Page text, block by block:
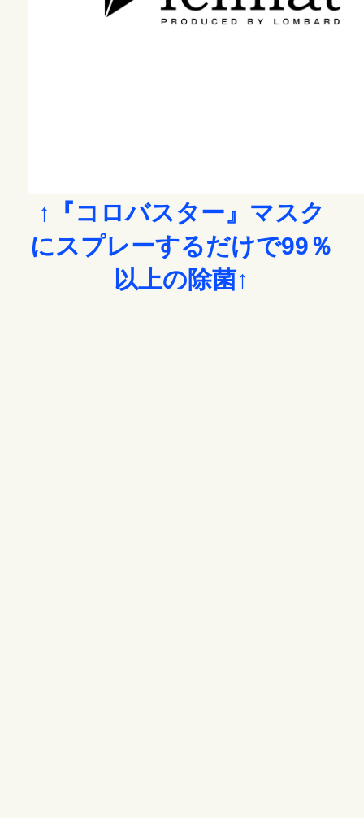
↑『コロバスター』マスク
にスプレーするだけで99％
以上の除菌↑